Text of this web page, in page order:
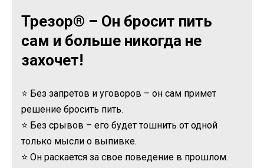
Трезор® – Он бросит пить
сам и больше никогда не
захочет!
⭐ Без запретов и уговоров – он сам примет
решение бросить пить.
⭐ Без срывов – его будет тошнить от одной
только мысли о выпивке.
⭐ Он раскается за свое поведение в прошлом.